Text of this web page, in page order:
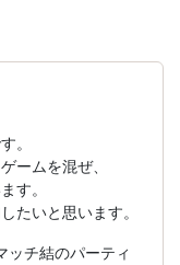
。
ームを混ぜ、
す。
たいと思います。
チ結のパーティ